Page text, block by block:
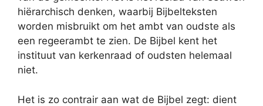
hiërarchisch denken, waarbij Bijbelteksten
worden misbruikt om het ambt van oudste als
een regeerambt te zien. De Bijbel kent het
instituut van kerkenraad of oudsten helemaal
niet.
Het is zo contrair aan wat de Bijbel zegt: dient